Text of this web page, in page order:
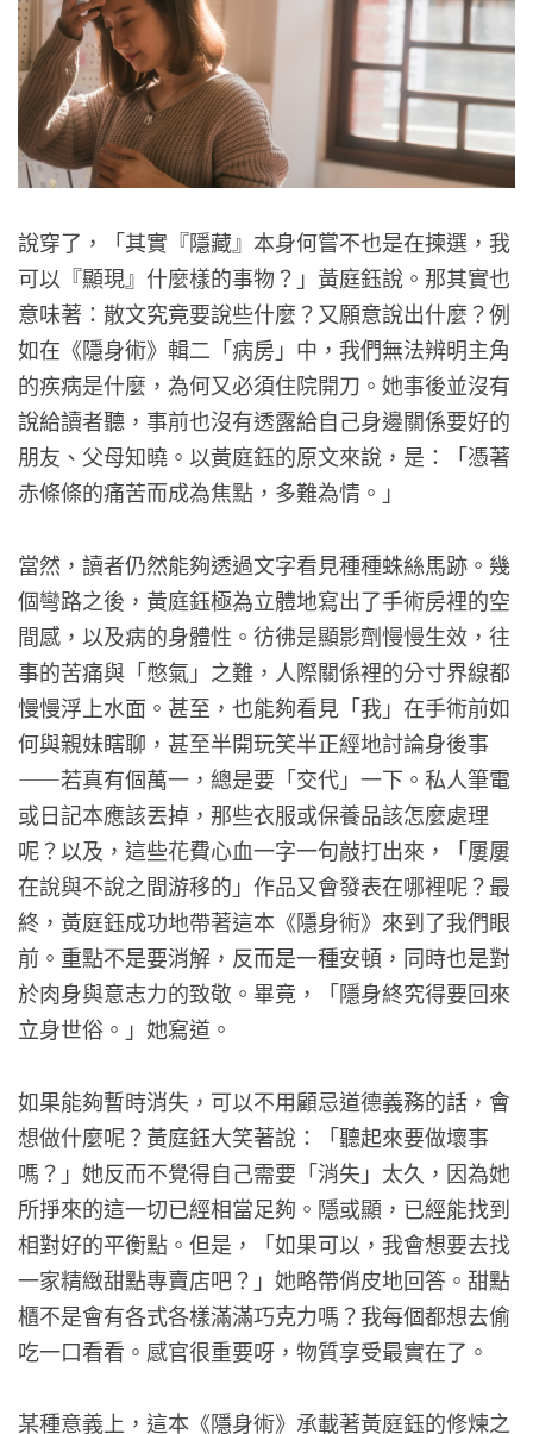
說穿了，「其實『隱藏』本身何嘗不也是在揀選，我
可以『顯現』什麼樣的事物？」黃庭鈺說。那其實也
意味著：散文究竟要說些什麼？又願意說出什麼？例
如在《隱身術》輯二「病房」中，我們無法辨明主角
的疾病是什麼，為何又必須住院開刀。她事後並沒有
說給讀者聽，事前也沒有透露給自己身邊關係要好的
朋友、父母知曉。以黃庭鈺的原文來說，是：「憑著
赤條條的痛苦而成為焦點，多難為情。」
當然，讀者仍然能夠透過文字看見種種蛛絲馬跡。幾
個彎路之後，黃庭鈺極為立體地寫出了手術房裡的空
間感，以及病的身體性。彷彿是顯影劑慢慢生效，往
事的苦痛與「憋氣」之難，人際關係裡的分寸界線都
慢慢浮上水面。甚至，也能夠看見「我」在手術前如
何與親妹瞎聊，甚至半開玩笑半正經地討論身後事
——若真有個萬一，總是要「交代」一下。私人筆電
或日記本應該丟掉，那些衣服或保養品該怎麼處理
呢？以及，這些花費心血一字一句敲打出來，「屢屢
在說與不說之間游移的」作品又會發表在哪裡呢？最
終，黃庭鈺成功地帶著這本《隱身術》來到了我們眼
前。重點不是要消解，反而是一種安頓，同時也是對
於肉身與意志力的致敬。畢竟，「隱身終究得要回來
立身世俗。」她寫道。
如果能夠暫時消失，可以不用顧忌道德義務的話，會
想做什麼呢？黃庭鈺大笑著說：「聽起來要做壞事
嗎？」她反而不覺得自己需要「消失」太久，因為她
所掙來的這一切已經相當足夠。隱或顯，已經能找到
相對好的平衡點。但是，「如果可以，我會想要去找
一家精緻甜點專賣店吧？」她略帶俏皮地回答。甜點
櫃不是會有各式各樣滿滿巧克力嗎？我每個都想去偷
吃一口看看。感官很重要呀，物質享受最實在了。
某種意義上，這本《隱身術》承載著黃庭鈺的修煉之